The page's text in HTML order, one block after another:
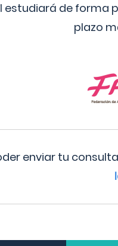
de forma
plazo
enviar tu